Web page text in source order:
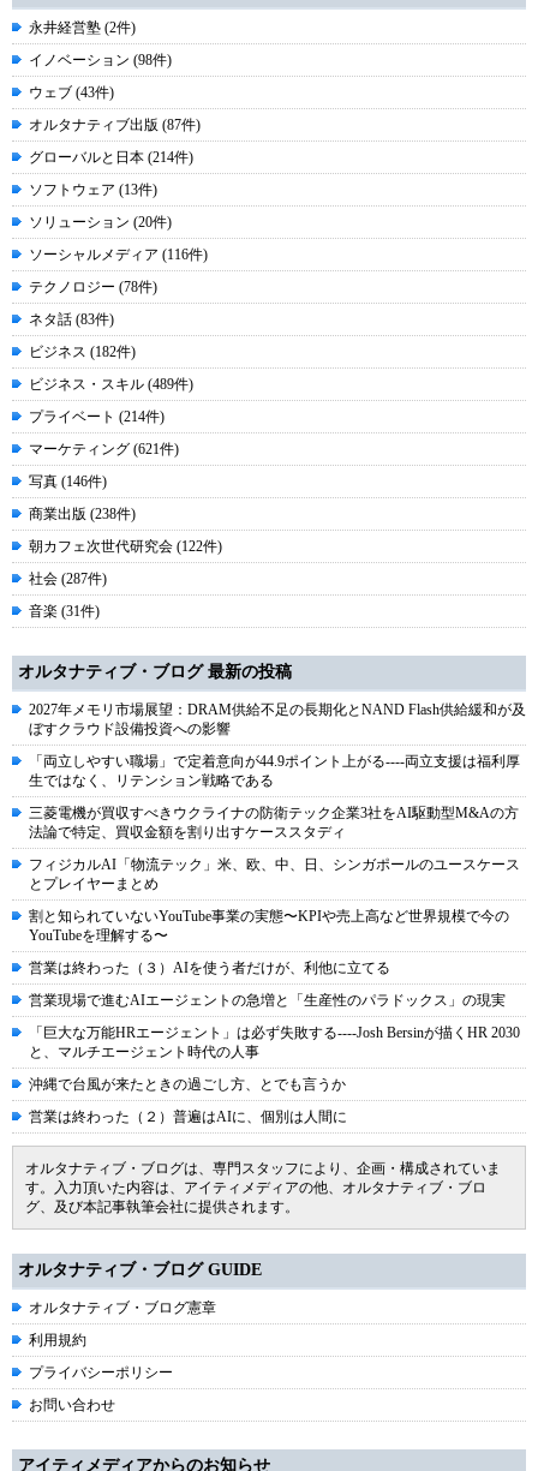
永井経営塾 (2件)
イノベーション (98件)
ウェブ (43件)
オルタナティブ出版 (87件)
グローバルと日本 (214件)
ソフトウェア (13件)
ソリューション (20件)
ソーシャルメディア (116件)
テクノロジー (78件)
ネタ話 (83件)
ビジネス (182件)
ビジネス・スキル (489件)
プライベート (214件)
マーケティング (621件)
写真 (146件)
商業出版 (238件)
朝カフェ次世代研究会 (122件)
社会 (287件)
音楽 (31件)
オルタナティブ・ブログ 最新の投稿
2027年メモリ市場展望：DRAM供給不足の長期化とNAND Flash供給緩和が及
ぼすクラウド設備投資への影響
「両立しやすい職場」で定着意向が44.9ポイント上がる----両立支援は福利厚
生ではなく、リテンション戦略である
三菱電機が買収すべきウクライナの防衛テック企業3社をAI駆動型M&Aの方
法論で特定、買収金額を割り出すケーススタディ
フィジカルAI「物流テック」米、欧、中、日、シンガポールのユースケース
とプレイヤーまとめ
割と知られていないYouTube事業の実態〜KPIや売上高など世界規模で今の
YouTubeを理解する〜
営業は終わった（３）AIを使う者だけが、利他に立てる
営業現場で進むAIエージェントの急増と「生産性のパラドックス」の現実
「巨大な万能HRエージェント」は必ず失敗する----Josh Bersinが描くHR 2030
と、マルチエージェント時代の人事
沖縄で台風が来たときの過ごし方、とでも言うか
営業は終わった（２）普遍はAIに、個別は人間に
オルタナティブ・ブログは、専門スタッフにより、企画・構成されていま
す。入力頂いた内容は、アイティメディアの他、オルタナティブ・ブロ
グ、及び本記事執筆会社に提供されます。
オルタナティブ・ブログ GUIDE
オルタナティブ・ブログ憲章
利用規約
プライバシーポリシー
お問い合わせ
アイティメディアからのお知らせ